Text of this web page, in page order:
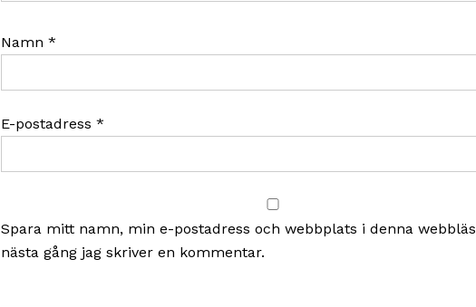
Namn *
E-postadress *
Spara mitt namn, min e-postadress och webbplats i denna
nästa gång jag skriver en kommentar.